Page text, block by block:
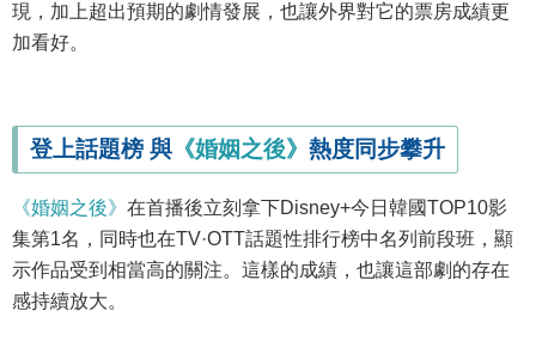
現，加上超出預期的劇情發展，也讓外界對它的票房成績更
加看好。
登上話題榜 與 《婚姻之後》 熱度同步攀升
《婚姻之後》 在首播後立刻拿下Disney+今日韓國TOP10影
集第1名，同時也在TV·OTT話題性排行榜中名列前段班，顯
示作品受到相當高的關注。這樣的成績，也讓這部劇的存在
感持續放大。